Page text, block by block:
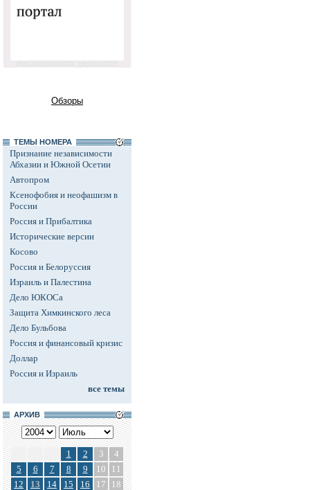
Обзоры
ТЕМЫ НОМЕРА
Признание независимости
Абхазии и Южной Осетии
Автопром
Ксенофобия и неофашизм в
России
Россия и Прибалтика
Исторические версии
Косово
Россия и Белоруссия
Израиль и Палестина
Дело ЮКОСа
Защита Химкинского леса
Дело Бульбова
Россия и финансовый кризис
Доллар
Россия и Израиль
все темы
АРХИВ
1 2 3
4
5
6 7 8 9 10
11
12
13 14 15 16 17
18